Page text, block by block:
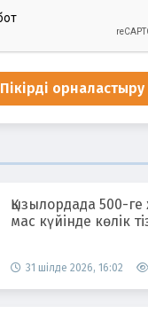
Пікірді орналастыру
Қызылордада 500-
мас күйінде көлік
31 шілде 2026, 16:02